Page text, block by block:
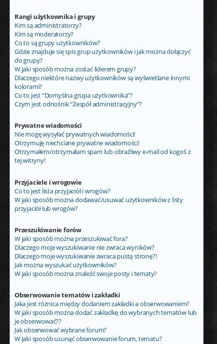
Rangi użytkownika i grupy
Kim są administratorzy?
Kim są moderatorzy?
Co to są grupy użytkowników?
Gdzie znajduje się spis grup użytkowników i jak można dołączyć
do grupy?
W jaki sposób można zostać liderem grupy?
Dlaczego niektóre nazwy użytkowników są wyświetlane innymi
kolorami?
Co to jest “Domyślna grupa użytkownika”?
Czym jest odnośnik “Zespół administracyjny”?
Prywatne wiadomości
Nie mogę wysyłać prywatnych wiadomości!
Otrzymuję niechciane prywatne wiadomości!
Otrzymałem/otrzymałam spam lub obraźliwy e-mail od kogoś z
tej witryny!
Przyjaciele i wrogowie
Co to jest lista przyjaciół i wrogów?
W jaki sposób można dodawać/usuwać użytkowników z listy
przyjaciół lub wrogów?
Przeszukiwanie forów
W jaki sposób można przeszukiwać fora?
Dlaczego moje wyszukiwanie nie zwraca wyników?
Dlaczego moje wyszukiwanie zwraca pustą stronę?!
Jak można wyszukać użytkowników?
W jaki sposób można znaleźć swoje posty i tematy?
Obserwowanie tematów i zakładki
Jaka jest różnica między dodaniem zakładki a obserwowaniem?
W jaki sposób można dodać zakładkę do wybranych tematów lub
je obserwować??
Jak obserwować wybrane forum?
W jaki sposób usunąć obserwowanie forum, tematu?